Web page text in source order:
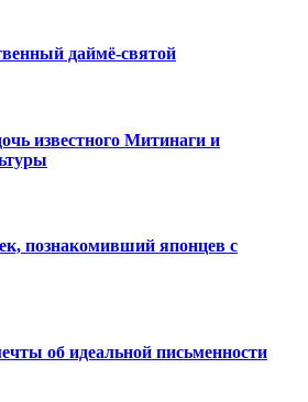
даймё-святой
известного Митинаги и
познакомивший японцев с
об идеальной письменности